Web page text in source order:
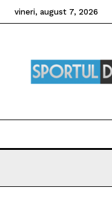
vineri, august 7, 2026